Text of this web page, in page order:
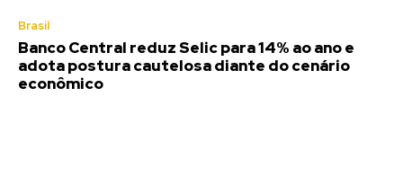
Brasil
Banco Central reduz Selic para 14% ao ano e
adota postura cautelosa diante do cenário
econômico